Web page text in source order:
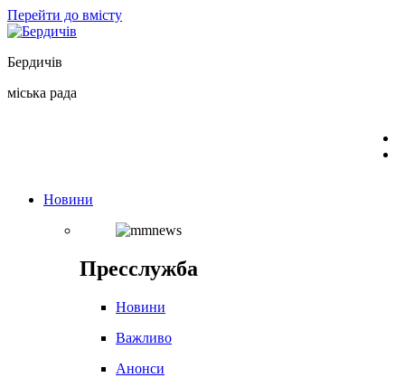
Перейти до вмісту
Бердичів
міська рада
Новини
Пресслужба
Новини
Важливо
Анонси